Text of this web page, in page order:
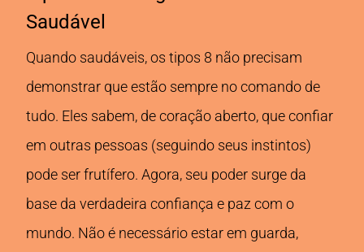
Saudável
Quando saudáveis, os tipos 8 não precisam
demonstrar que estão sempre no comando de
tudo. Eles sabem, de coração aberto, que confiar
em outras pessoas (seguindo seus instintos)
pode ser frutífero. Agora, seu poder surge da
base da verdadeira confiança e paz com o
mundo. Não é necessário estar em guarda,